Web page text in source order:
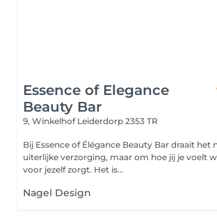
Essence of Elegance
Beauty Bar
9, Winkelhof Leiderdorp 2353 TR
Bij Essence of Élégance Beauty Bar draait het
uiterlijke verzorging, maar om hoe jij je voelt
voor jezelf zorgt. Het is...
Nagel Design